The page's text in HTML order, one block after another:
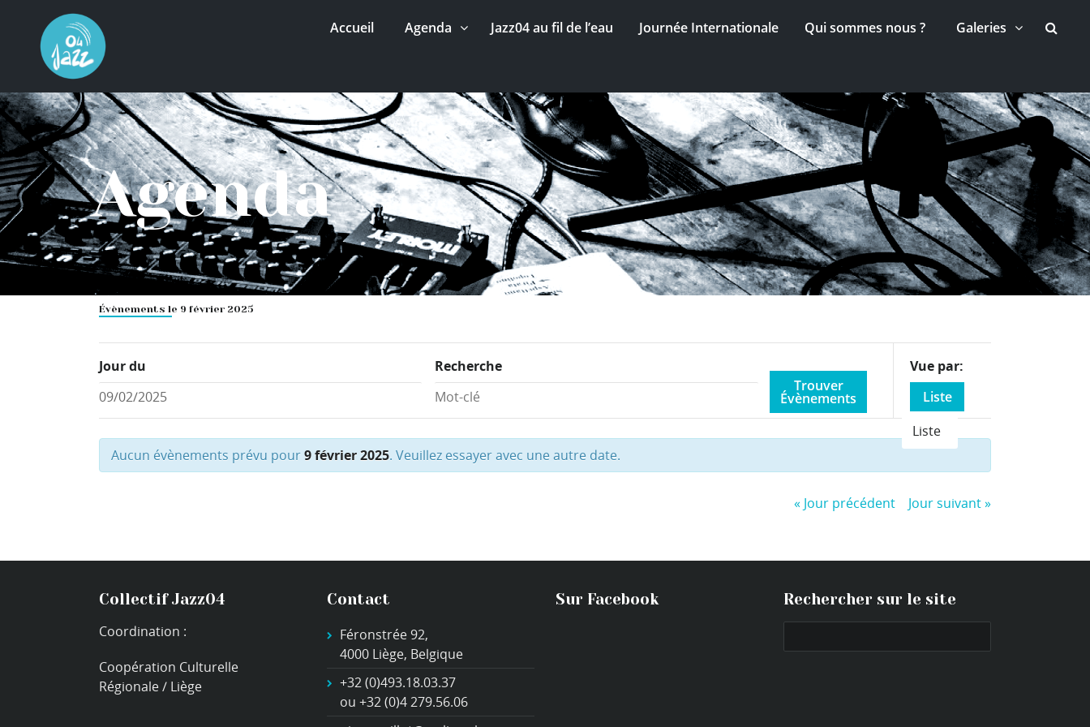
Accueil Agenda Jazz04 au fil de l’eau Journée Internationale Qui sommes nous ? Galeries
Agenda
Évènements le 9 février 2025
Event
Views
Navigation
Vue par
Liste
Liste
Jour du Recherche
Aucun évènements prévu pour9 février 2025. Veuillez essayer avec une autre date.
« Jour précédent Jour suivant»
Collectif Jazz04
Coordination :
Coopération Culturelle
Régionale / Liège
Contact
Féronstrée 92,
4000 Liège, Belgique
+32 (0)493.18.03.37
ou +32 (0)4 279.56.06
Sur Facebook Rechercher sur le site